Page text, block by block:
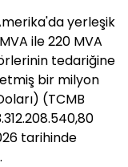
yerleşik
ile 220 MVA
tedariğine
bir milyon
(TCMB
tarihinde